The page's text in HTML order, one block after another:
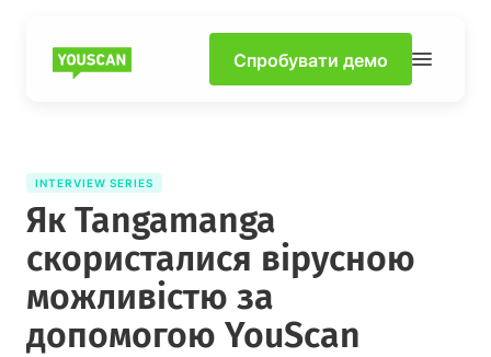
Спробувати демо
INTERVIEW SERIES
Як Tangamanga
скористалися вірусною
можливістю за
допомогою YouScan